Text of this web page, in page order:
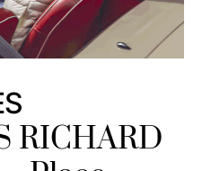
RICHARD